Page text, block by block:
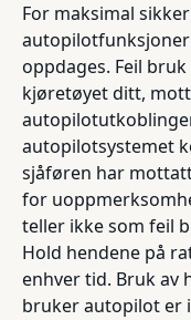
For maksimal
oppdages. Feil
kjøretøyet ditt,
autopilotsystemet
sjåføren har
for
teller ikke som feil
Hold hendene på
enhver tid. Bruk av
bruker autopilot er